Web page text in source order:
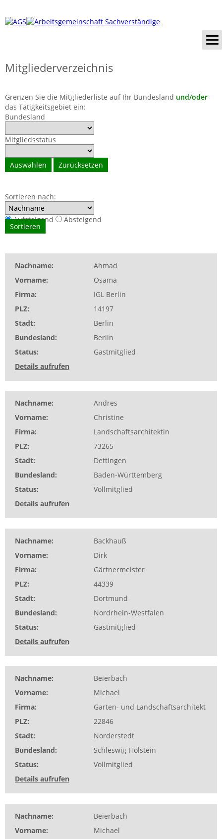
Mitgliederverzeichnis
Grenzen Sie die Mitgliederliste auf Ihr Bundesland und/oder
das Tätigkeitsgebiet ein:
Bundesland
Mitgliedsstatus
Sortieren nach:
Aufsteigend Absteigend
Nachname
Ahmad
Vorname
Osama
Firma
IGL Berlin
PLZ
14197
Stadt
Berlin
Bundesland
Berlin
Status
Gastmitglied
Details aufrufen
Nachname
Andres
Vorname
Christine
Firma
Landschaftsarchitektin
PLZ
73265
Stadt
Dettingen
Bundesland
Baden-Württemberg
Status
Vollmitglied
Details aufrufen
Nachname
Backhauß
Vorname
Dirk
Firma
Gärtnermeister
PLZ
44339
Stadt
Dortmund
Bundesland
Nordrhein-Westfalen
Status
Gastmitglied
Details aufrufen
Nachname
Beierbach
Vorname
Michael
Firma
Garten- und Landschaftsarchitekt
PLZ
22846
Stadt
Norderstedt
Bundesland
Schleswig-Holstein
Status
Vollmitglied
Details aufrufen
Nachname
Beierbach
Vorname
Michael